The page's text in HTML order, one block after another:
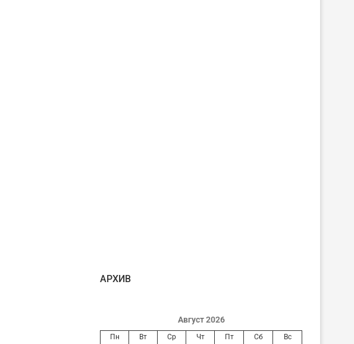
AРХИВ
Август 2026
Пн Вт Ср Чт Пт Сб Вс